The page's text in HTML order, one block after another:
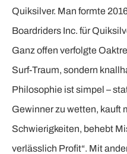
Quiksilver. Man formte
Boardriders Inc. für
Ganz offen verfolgte
Surf-Traum, sondern
Philosophie ist simpel –
Gewinner zu wetten, kauft
Schwierigkeiten, behebt
verlässlich Profit“. Mit